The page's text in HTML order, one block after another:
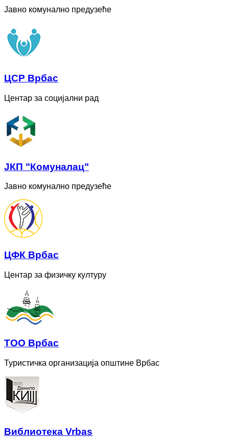
Јавно комунално предузеће
ЦСР Врбас
Центар за социјални рад
ЈКП "Комуналац"
Јавно комунално предузеће
ЦФК Врбас
Центар за физичку културу
ТОО Врбас
Туристичка организација општине Врбас
Bиблиотека Vrbas